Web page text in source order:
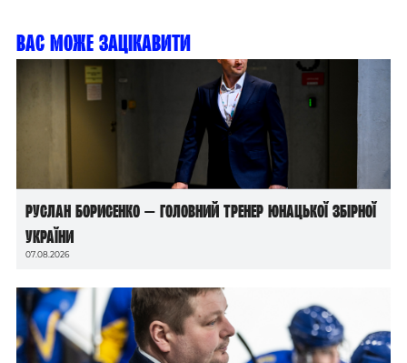
Вас може зацікавити
Руслан Борисенко — головний тренер юнацької збірної
України
07.08.2026